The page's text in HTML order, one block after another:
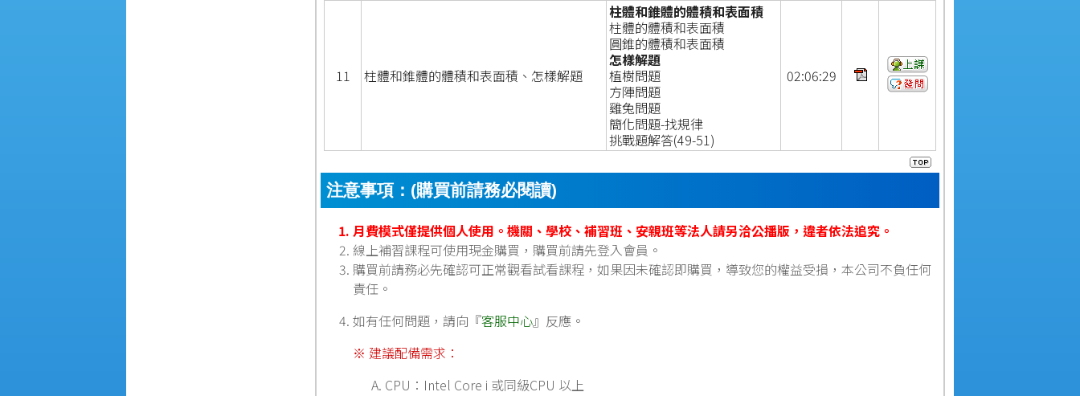
11 柱體和錐體的體積和表面積、怎樣解題
柱體和錐體的體積和表面積
柱體的體積和表面積
圓錐的體積和表面積
怎樣解題
植樹問題
方陣問題
雞兔問題
簡化問題-找規律
挑戰題解答(49-51)
02:06:29
注意事項：(購買前請務必閱讀)
月費模式僅提供個人使用。機關、學校、補習班、安親班等法人請另洽公播版，違者依法追究。
線上補習課程可使用現金購買，購買前請先登入會員。
購買前請務必先確認可正常觀看試看課程，如果因未確認即購買，導致您的權益受損，本公司不負任何
責任。
如有任何問題，請向『客服中心』反應。
※ 建議配備需求：
CPU：Intel Core i 或同級CPU 以上